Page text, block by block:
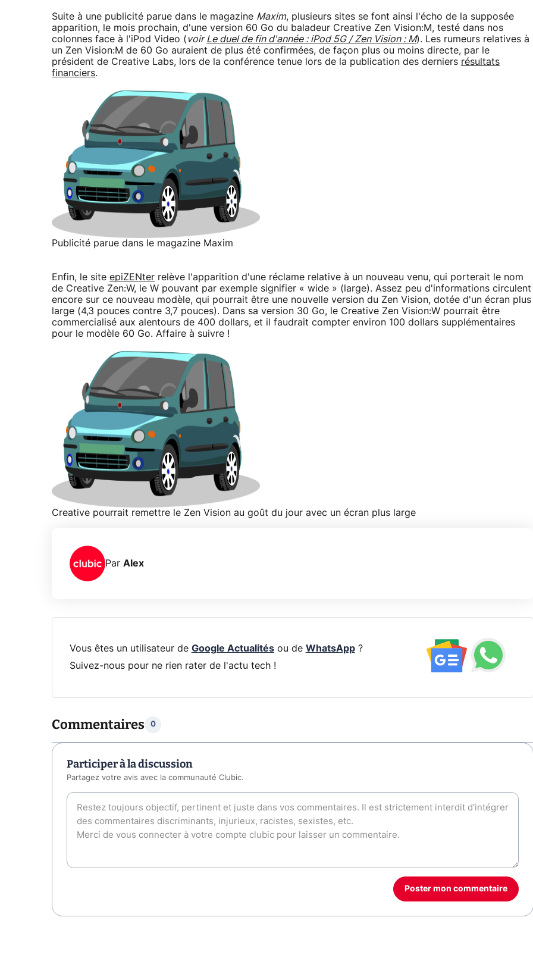
Suite à une publicité parue dans le magazine Maxim, plusieurs sites se font ainsi l'écho de la supposée
apparition, le mois prochain, d'une version 60 Go du baladeur Creative Zen Vision:M, testé dans nos
colonnes face à l'iPod Video (voirLe duel de fin d'année : iPod 5G / Zen Vision : M). Les rumeurs relatives à
un Zen Vision:M de 60 Go auraient de plus été confirmées, de façon plus ou moins directe, par le
président de Creative Labs, lors de la conférence tenue lors de la publication des derniers résultats
financiers.
Publicité parue dans le magazine Maxim
Enfin, le site epiZENter relève l'apparition d'une réclame relative à un nouveau venu, qui porterait le nom
de Creative Zen:W, le W pouvant par exemple signifier « wide » (large). Assez peu d'informations circulent
encore sur ce nouveau modèle, qui pourrait être une nouvelle version du Zen Vision, dotée d'un écran plus
large (4,3 pouces contre 3,7 pouces). Dans sa version 30 Go, le Creative Zen Vision:W pourrait être
commercialisé aux alentours de 400 dollars, et il faudrait compter environ 100 dollars supplémentaires
pour le modèle 60 Go. Affaire à suivre !
Creative pourrait remettre le Zen Vision au goût du jour avec un écran plus large
Par Alex
Vous êtes un utilisateur de Google Actualitésou de WhatsApp?
Suivez-nous pour ne rien rater de l'actu tech !
Commentaires 0
Participer à la discussion
Partagez votre avis avec la communauté Clubic.
Poster mon commentaire